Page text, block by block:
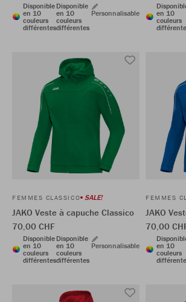
Disponible
en 10
couleurs
différentes
Disponible
en 10
couleurs
différentes
Personnalisable
en 10
couleurs
FEMMES CLASSICO SALE!
JAKO Veste à capuche Classico
70,00 CHF
Disponible
en 10
couleurs
différentes
Disponible
en 10
couleurs
différentes
Personnalisable
FEMMES
JAKO
70,00
en 10
couleurs